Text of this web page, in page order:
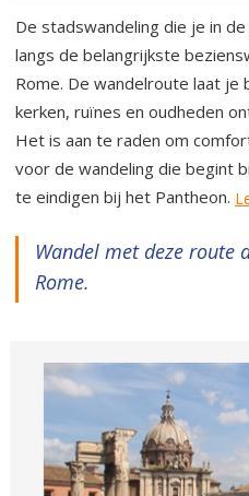
De stadswandeling die je in
langs de belangrijkste
Rome. De wandelroute laat je
kerken, ruïnes en oudheden
Het is aan te raden om
voor de wandeling die begint
te eindigen bij het Pantheon.
Wandel met deze route
Rome.